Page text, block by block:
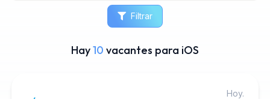
Filtrar
Hay10 vacantes para iOS
Hoy.